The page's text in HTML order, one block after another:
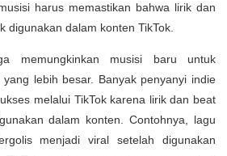
harus memastikan bahwa lirik dan
digunakan dalam konten TikTok.
memungkinkan musisi baru untuk
lebih besar. Banyak penyanyi indie
melalui TikTok karena lirik dan beat
dalam konten. Contohnya, lagu
menjadi viral setelah digunakan